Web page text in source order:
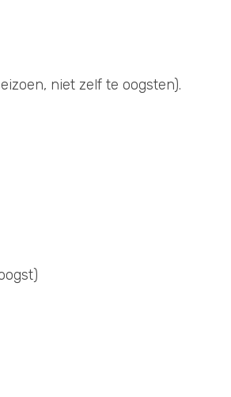
niet zelf te oogsten).